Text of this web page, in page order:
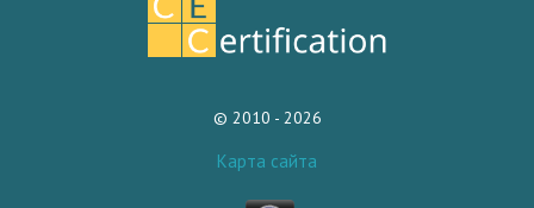
© 2010 - 2026
Карта сайта